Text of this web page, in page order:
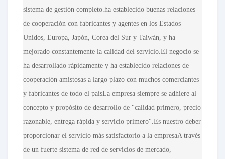
sistema de gestión completo.ha establecido buenas relaciones
de cooperación con fabricantes y agentes en los Estados
Unidos, Europa, Japón, Corea del Sur y Taiwán, y ha
mejorado constantemente la calidad del servicio.El negocio se
ha desarrollado rápidamente y ha establecido relaciones de
cooperación amistosas a largo plazo con muchos comerciantes
y fabricantes de todo el paísLa empresa siempre se adhiere al
concepto y propósito de desarrollo de "calidad primero, precio
razonable, entrega rápida y servicio primero".Es nuestro deber
proporcionar el servicio más satisfactorio a la empresaA través
de un fuerte sistema de red de servicios de mercado,